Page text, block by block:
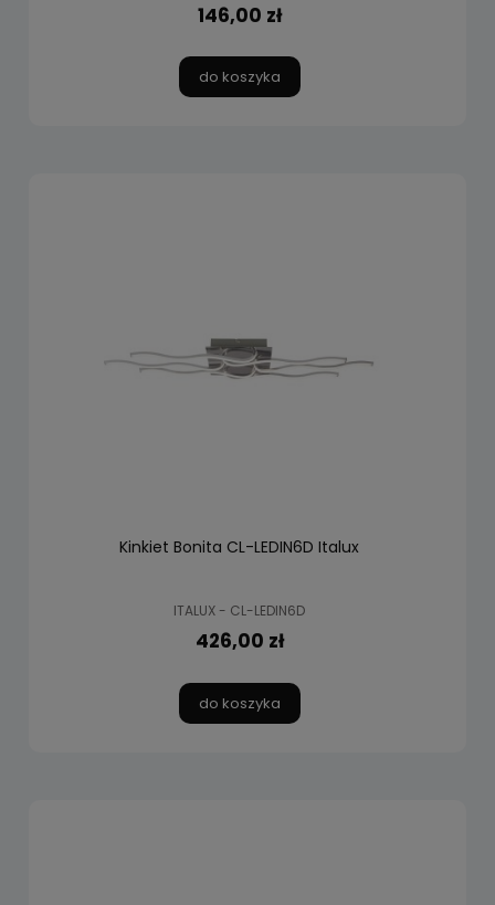
146,00 zł
do koszyka
Kinkiet Bonita CL-LEDIN6D Italux
ITALUX - CL-LEDIN6D
426,00 zł
do koszyka